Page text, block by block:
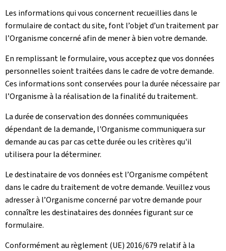
Les informations qui vous concernent recueillies dans le
formulaire de contact du site, font l’objet d’un traitement par
l’Organisme concerné afin de mener à bien votre demande.
En remplissant le formulaire, vous acceptez que vos données
personnelles soient traitées dans le cadre de votre demande.
Ces informations sont conservées pour la durée nécessaire par
l’Organisme à la réalisation de la finalité du traitement.
La durée de conservation des données communiquées
dépendant de la demande, l'Organisme communiquera sur
demande au cas par cas cette durée ou les critères qu'il
utilisera pour la déterminer.
Le destinataire de vos données est l’Organisme compétent
dans le cadre du traitement de votre demande. Veuillez vous
adresser à l’Organisme concerné par votre demande pour
connaître les destinataires des données figurant sur ce
formulaire.
Conformément au règlement (UE) 2016/679 relatif à la